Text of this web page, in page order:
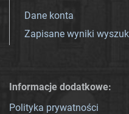
Dane konta
Zapisane wyniki
Informacje dodatkowe:
Polityka prywatności